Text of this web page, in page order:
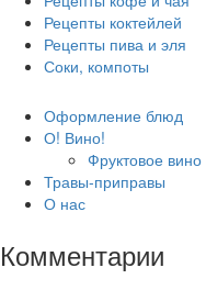
Рецепты коктейлей
Рецепты пива и эля
Соки, компоты
Оформление блюд
О! Вино!
Фруктовое вино
Травы-приправы
О нас
Комментарии